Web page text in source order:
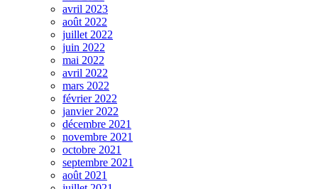
avril 2023
août 2022
juillet 2022
juin 2022
mai 2022
avril 2022
mars 2022
février 2022
janvier 2022
décembre 2021
novembre 2021
octobre 2021
septembre 2021
août 2021